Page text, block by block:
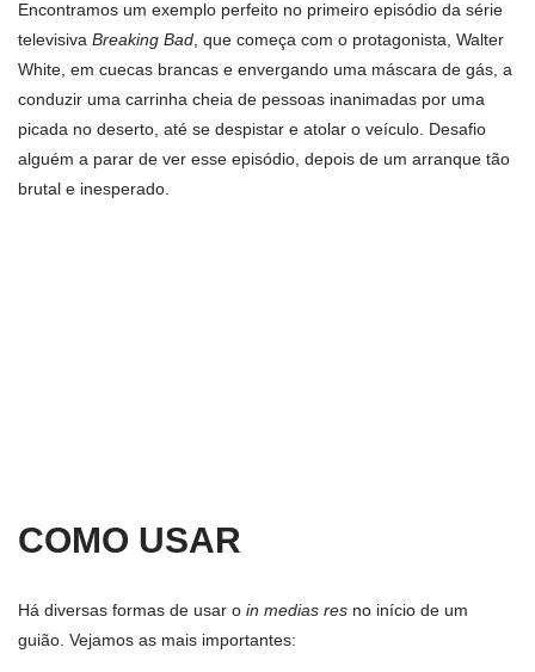
Encontramos um exemplo perfeito no primeiro episódio da série
televisiva Breaking Bad , que começa com o protagonista, Walter
White, em cuecas brancas e envergando uma máscara de gás, a
conduzir uma carrinha cheia de pessoas inanimadas por uma
picada no deserto, até se despistar e atolar o veículo. Desafio
alguém a parar de ver esse episódio, depois de um arranque tão
brutal e inesperado.
COMO USAR
Há diversas formas de usar o in medias res no início de um
guião. Vejamos as mais importantes: